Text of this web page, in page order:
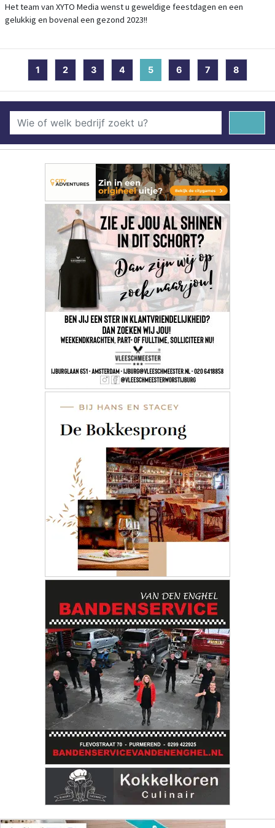
Het team van XYTO Media wenst u geweldige feestdagen en een
gelukkig en bovenal een gezond 2023!!
1 2 3 4 5 (current)
6 7 8